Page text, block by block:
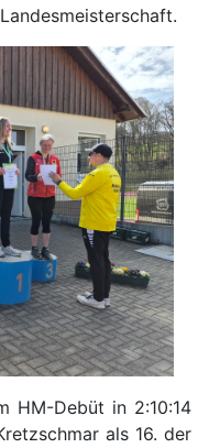
HM-Debüt in 2:10:14
als 16. der